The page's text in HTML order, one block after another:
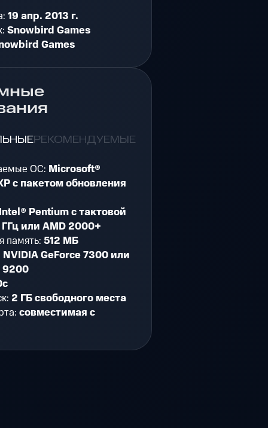
19 апр. 2013 г.
Snowbird Games
Games
РЕКОМЕНДУЕМЫЕ
ОС: Microsoft®
с пакетом обновления
Pentium с тактовой
или AMD 2000+
память:512 МБ
NVIDIA GeForce 7300 или
9200
2 ГБ свободного места
совместимая с